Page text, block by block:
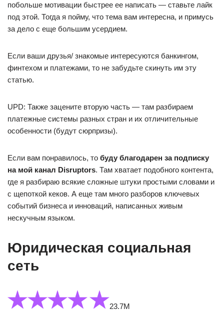
побольше мотивации быстрее ее написать — ставьте лайк
под этой. Тогда я пойму, что тема вам интересна, и примусь
за дело с еще большим усердием.
Если ваши друзья/ знакомые интересуются банкингом,
финтехом и платежами, то не забудьте скинуть им эту
статью.
UPD: Также зацените вторую часть — там разбираем
платежные системы разных стран и их отличительные
особенности (будут сюрпризы).
Если вам понравилось, то буду благодарен за подписку
на мой канал Disruptors. Там хватает подобного контента,
где я разбираю всякие сложные штуки простыми словами и
с щепоткой кеков. А еще там много разборов ключевых
событий бизнеса и инноваций, написанных живым
нескучным языком.
Юридическая социальная
сеть
23.7М